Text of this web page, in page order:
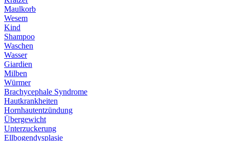
Maulkorb
Wesem
Kind
Shampoo
Waschen
Wasser
Giardien
Milben
Würmer
Brachycephale Syndrome
Hautkrankheiten
Hornhautentzündung
Übergewicht
Unterzuckerung
Ellbogendysplasie